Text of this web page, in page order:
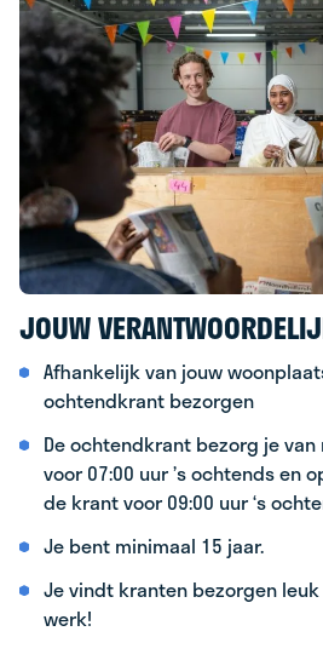
JOUW
Afhankelijk van jouw
ochtendkrant bezorgen
De ochtendkrant bezorg je
voor 07:00 uur ’s ochtends en
de krant voor 09:00 uur ‘s
Je bent minimaal 15 jaar.
Je vindt kranten bezorgen
werk!